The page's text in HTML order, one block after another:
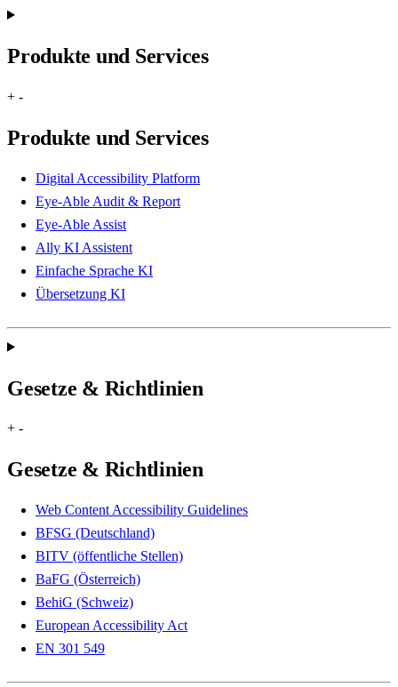
Produkte und Services
+ -
Produkte und Services
Digital Accessibility Platform
Eye-Able Audit & Report
Eye-Able Assist
Ally KI Assistent
Einfache Sprache KI
Übersetzung KI
Gesetze & Richtlinien
+ -
Gesetze & Richtlinien
Web Content Accessibility Guidelines
BFSG (Deutschland)
BITV (öffentliche Stellen)
BaFG (Österreich)
BehiG (Schweiz)
European Accessibility Act
EN 301 549